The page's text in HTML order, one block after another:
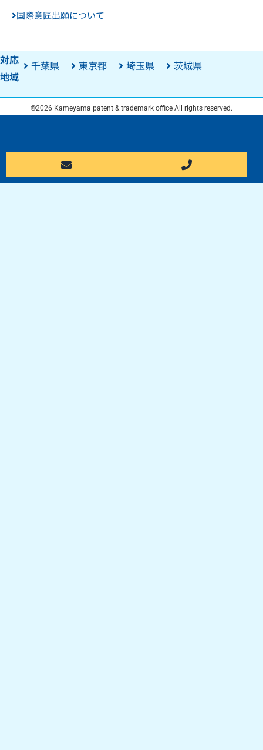
国際意匠出願について
対応
地域
千葉県 東京都 埼玉県 茨城県
©2026 Kameyama patent & trademark office All rights reserved.